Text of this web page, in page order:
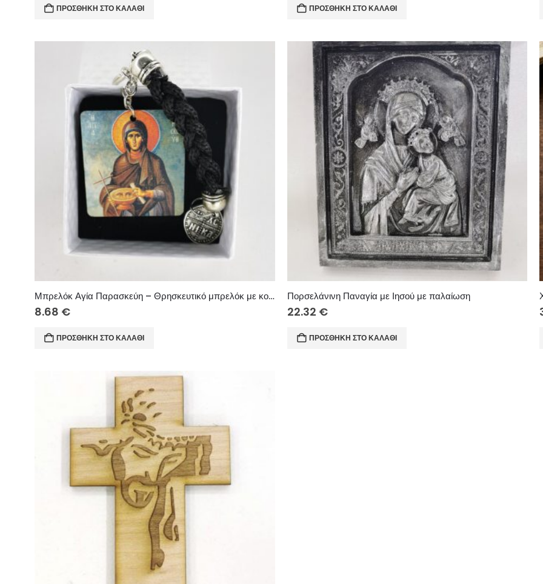
ΠΡΟΣΘΉΚΗ ΣΤΟ ΚΑΛΆΘΙ ΠΡΟΣΘΉΚΗ ΣΤΟ ΚΑΛΆΘΙ
Μπρελόκ Αγία Παρασκεύη – Θρησκευτικό μπρελόκ με κορδόνι και μεταλλίκο στοιχείο
8.68 €
ΠΡΟΣΘΉΚΗ ΣΤΟ ΚΑΛΆΘΙ
Πορσελάνινη Παναγία με Ιησού με παλαίωση
22.32 €
ΠΡΟΣΘΉΚΗ ΣΤΟ ΚΑΛΆΘΙ